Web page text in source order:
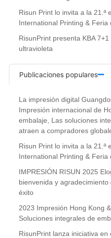
Risun Print lo invita a la 21.ª
International Printing & Feria
RisunPrint presenta KBA
ultravioleta
Publicaciones populares
La impresión digital
Impresión internacional de
embalaje, Las soluciones
atraen a compradores
Risun Print lo invita a la 21.ª
International Printing & Feria
IMPRESIÓN RISUN 2025
bienvenida y
éxito
2023 Impresión Hong Kong
Soluciones integrales de
RisunPrint lanza iniciativa